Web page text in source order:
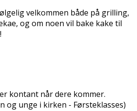
velkommen både på grilling,
og om noen vil bake kake til
kontant når dere kommer.
og unge i kirken - Førsteklasses)